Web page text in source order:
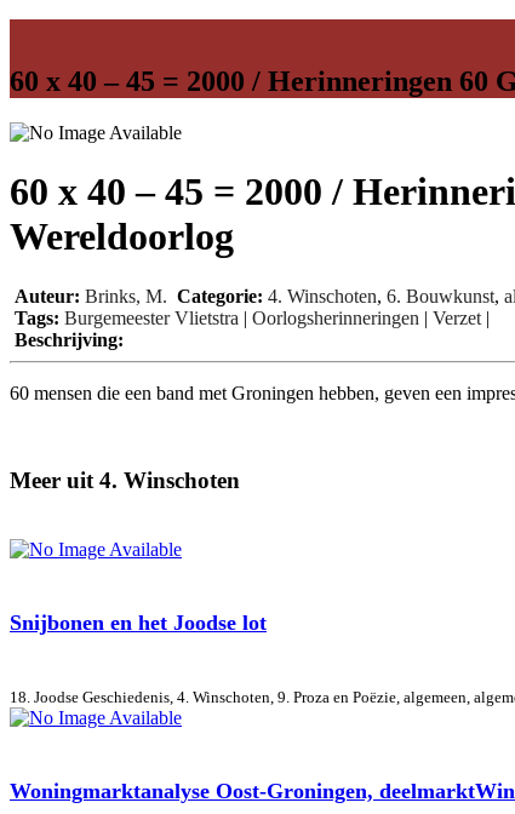
60 x 40 – 45 = 2000 / Herinneringen 60
60 x 40 – 45 = 2000 /
Wereldoorlog
Auteur: Brinks, M. Categorie: 4. Winschoten, 6. Bouwkunst,
Tags: Burgemeester Vlietstra | Oorlogsherinneringen | Verzet |
Beschrijving:
60 mensen die een band met Groningen hebben, geven een
Meer uit 4. Winschoten
Snijbonen en het Joodse lot
18. Joodse Geschiedenis, 4. Winschoten, 9. Proza en Poëzie, algemeen,
Woningmarktanalyse Oost-Groningen,